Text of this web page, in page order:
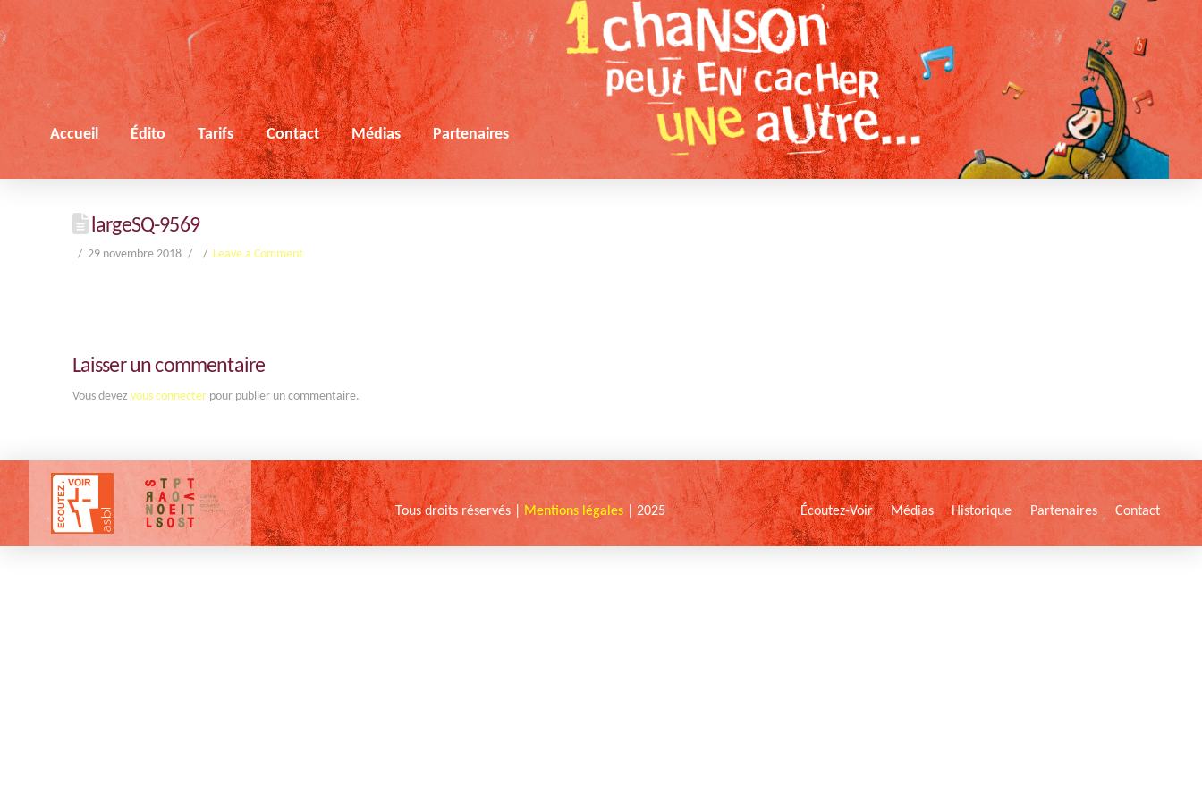
Accueil Édito Tarifs Contact Médias Partenaires
largeSQ-9569
29 novembre 2018 Leave a Comment
Laisser un commentaire
Vous devez vous connecterpour publier un commentaire.
Tous droits réservés | Mentions légales | 2025 Écoutez-Voir Médias Historique Partenaires Contact